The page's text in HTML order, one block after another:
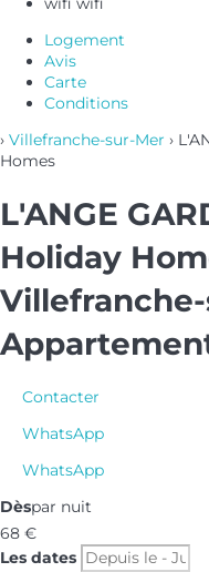
Logement
Avis
Carte
Conditions
› Villefranche-sur-Mer ›
Homes
L'ANGE
Holiday
Contacter
WhatsApp
WhatsApp
Dèspar nuit
68 €
Les dates